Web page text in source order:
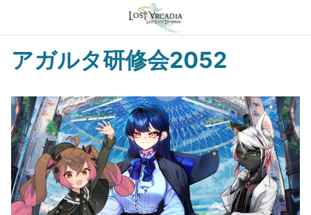
アガルタ研修会2052